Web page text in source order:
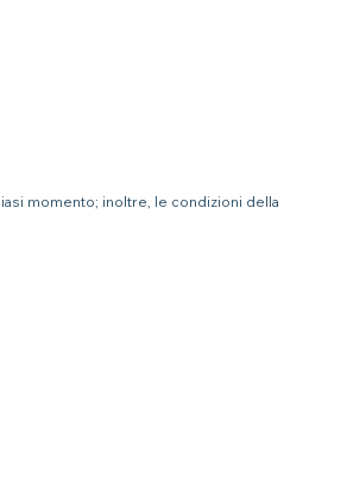
momento; inoltre, le condizioni della